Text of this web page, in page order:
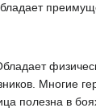
Многие
полезна в